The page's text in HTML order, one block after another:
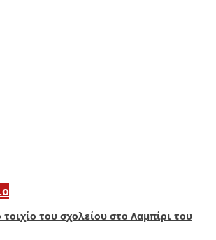
του σχολείου στο Λαμπίρι του